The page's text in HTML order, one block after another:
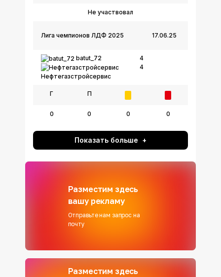
Не участвовал
17.06.25
Лига чемпионов ЛДФ 2025
batut_72
Нефтегазстройсервис
4
4
Г П
0 0 0 0
Показать больше
Разместим здесь
вашу рекламу
Отправьте нам запрос на
почту
Разместим здесь